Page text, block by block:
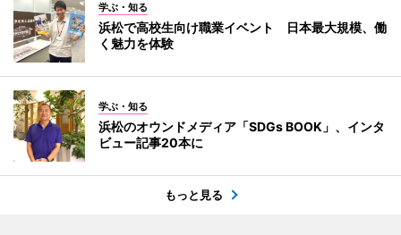
学ぶ・知る
浜松で高校生向け職業イベント 日本最大規模、働
く魅力を体験
学ぶ・知る
浜松のオウンドメディア「SDGs BOOK」、インタ
ビュー記事20本に
もっと見る